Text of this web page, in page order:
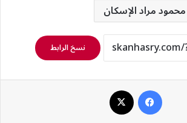
محمود مراد الإسكان
نسخ الرابط